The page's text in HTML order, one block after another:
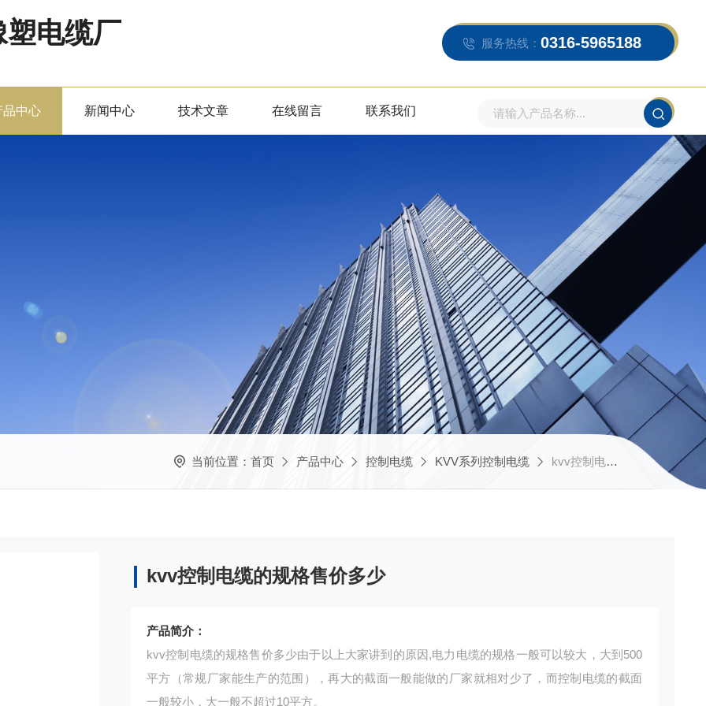
电缆厂 服务热线： 0316-5965188
品中心 新闻中心 技术文章 在线留言 联系我们
当前位置： 首页 产品中心 控制电缆 KVV系列控制电缆 kvv控制电缆的规格售价多少
kvv控制电缆的规格售价多少
产品简介：
kvv控制电缆的规格售价多少由于以上大家讲到的原因,电力电缆的规格一般可以较大，大到500
平方（常规厂家能生产的范围），再大的截面一般能做的厂家就相对少了，而控制电缆的截面
一般较小，大一般不超过10平方。